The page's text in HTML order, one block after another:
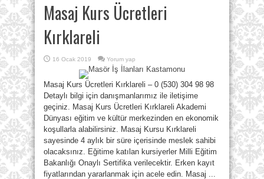
Masaj Kurs Ücretleri
Kırklareli
16 Ocak 2019 Yorum yap
Masaj Kurs Ücretleri Kırklareli – 0 (530) 304 98 98
Detaylı bilgi için danışmanlarımız ile iletişime
geçiniz. Masaj Kurs Ücretleri Kırklareli Akademi
Dünyası eğitim ve kültür merkezinden en ekonomik
koşullarla alabilirsiniz. Masaj Kursu Kırklareli
sayesinde 4 aylık bir süre içerisinde meslek sahibi
olacaksınız. Eğitime katılan kursiyerler Milli Eğitim
Bakanlığı Onaylı Sertifika verilecektir. Erken kayıt
fiyatlarından yararlanmak için acele edin. Masaj ...